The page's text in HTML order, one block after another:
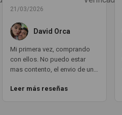
21/03/2026
David Orca
Mi primera vez, comprando
con ellos. No puedo estar
mas contento, el envio de un
momento estan atentos a la
Leer más reseñas